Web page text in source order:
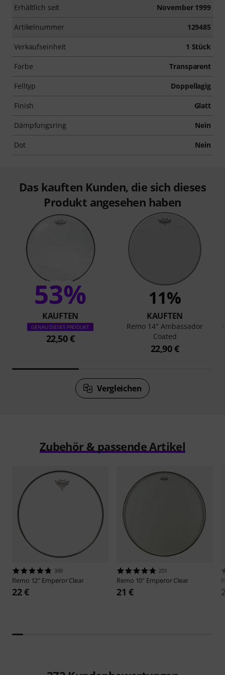
Erhältlich seit November 1999
Artikelnummer 129485
Verkaufseinheit 1 Stück
Farbe Transparent
Felltyp Doppellagig
Finish Glatt
Dämpfungsring Nein
Dot Nein
Das kauften Kunden, die sich dieses
Produkt angesehen haben
53%
KAUFTEN
GENAU DIESES PRODUKT
22,50 €
11%
KAUFTEN
Remo 14" Ambassador
Coated
22,90 €
Vergleichen
Zubehör & passende Artikel
369
Remo 12" Emperor Clear
22 €
251
Remo 10" Emperor Clear
21 €